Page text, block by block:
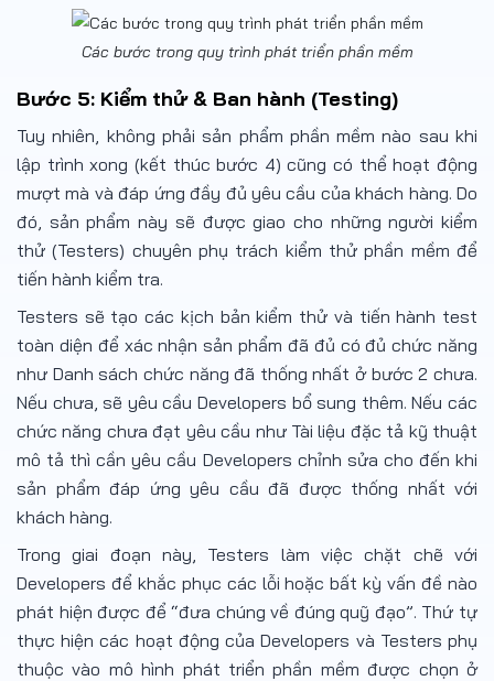
Các bước trong quy trình phát triển phần mềm
Bước 5: Kiểm thử & Ban hành (Testing)
Tuy nhiên, không phải sản phẩm phần mềm nào sau khi
lập trình xong (kết thúc bước 4) cũng có thể hoạt động
mượt mà và đáp ứng đầy đủ yêu cầu của khách hàng. Do
đó, sản phẩm này sẽ được giao cho những người kiểm
thử (Testers) chuyên phụ trách kiểm thử phần mềm để
tiến hành kiểm tra.
Testers sẽ tạo các kịch bản kiểm thử và tiến hành test
toàn diện để xác nhận sản phẩm đã đủ có đủ chức năng
như Danh sách chức năng đã thống nhất ở bước 2 chưa.
Nếu chưa, sẽ yêu cầu Developers bổ sung thêm. Nếu các
chức năng chưa đạt yêu cầu như Tài liệu đặc tả kỹ thuật
mô tả thì cần yêu cầu Developers chỉnh sửa cho đến khi
sản phẩm đáp ứng yêu cầu đã được thống nhất với
khách hàng.
Trong giai đoạn này, Testers làm việc chặt chẽ với
Developers để khắc phục các lỗi hoặc bất kỳ vấn đề nào
phát hiện được để “đưa chúng về đúng quỹ đạo”. Thứ tự
thực hiện các hoạt động của Developers và Testers phụ
thuộc vào mô hình phát triển phần mềm được chọn ở